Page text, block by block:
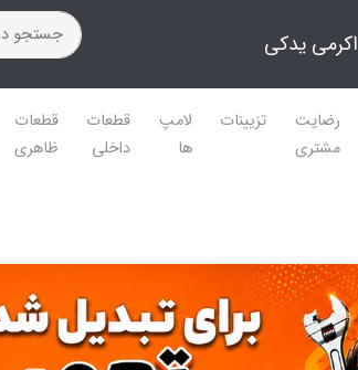
اکرمی یدکی
رضایت
مشتری
تزیینات
لامپ
ها
قطعات
داخلی
قطعات
ظاهری